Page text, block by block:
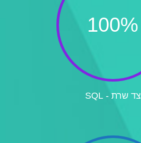
100%
צד שרת - SQL